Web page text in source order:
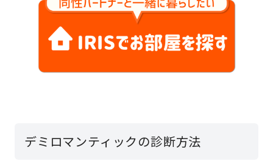
デミロマンティックの診断方法